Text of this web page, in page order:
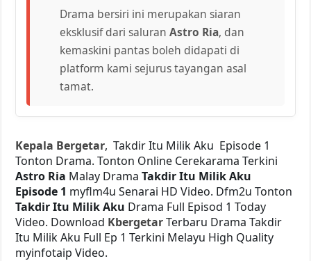
Drama bersiri ini merupakan siaran
eksklusif dari saluranAstro Ria, dan
kemaskini pantas boleh didapati di
platform kami sejurus tayangan asal
tamat.
Kepala Bergetar, Takdir Itu Milik Aku Episode 1
Tonton Drama. Tonton Online Cerekarama Terkini
Astro Ria Malay DramaTakdir Itu Milik Aku
Episode 1 myflm4u Senarai HD Video. Dfm2u Tonton
Takdir Itu Milik Aku Drama Full Episod 1 Today
Video. Download KbergetarTerbaru Drama Takdir
Itu Milik Aku Full Ep 1 Terkini Melayu High Quality
myinfotaip Video.